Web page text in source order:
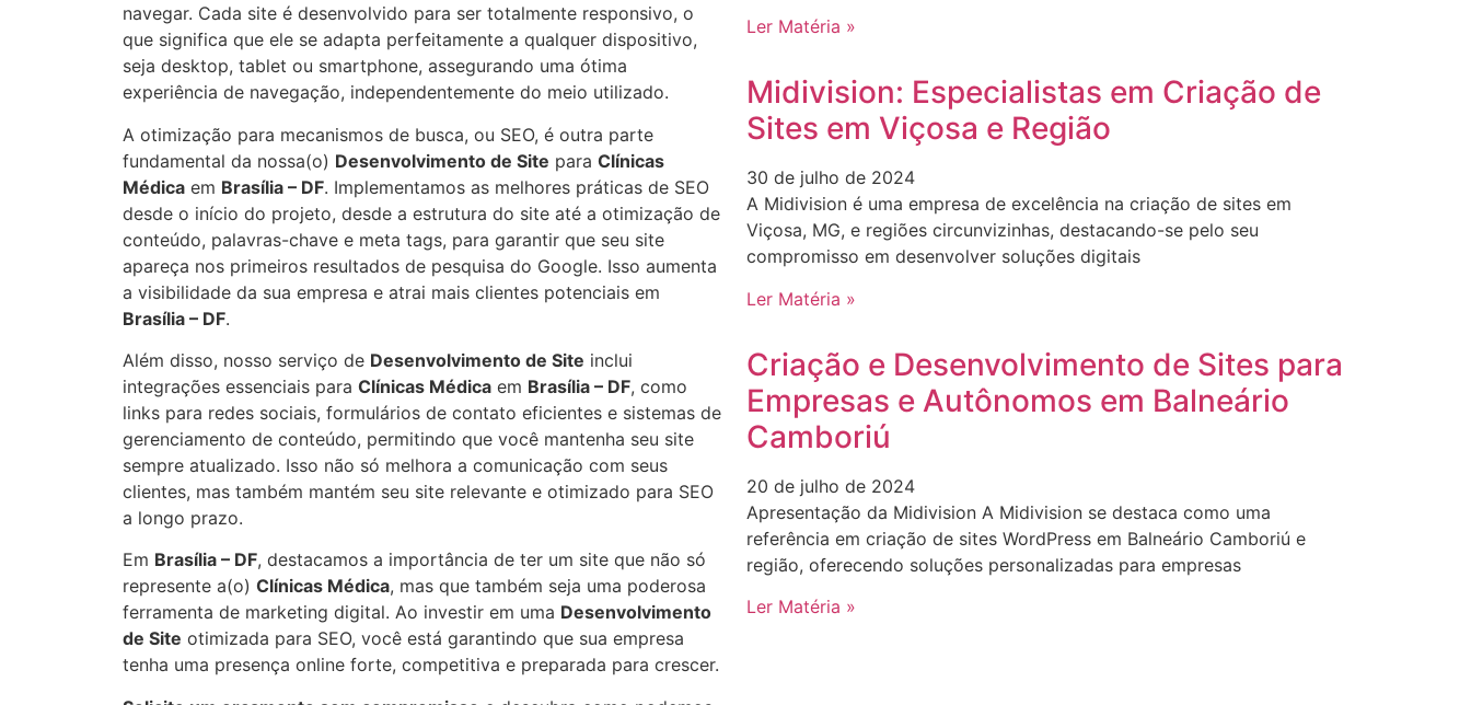
navegar. Cada site é desenvolvido para ser totalmente responsivo, o
que significa que ele se adapta perfeitamente a qualquer dispositivo,
seja desktop, tablet ou smartphone, assegurando uma ótima
experiência de navegação, independentemente do meio utilizado.
A otimização para mecanismos de busca, ou SEO, é outra parte
fundamental da nossa(o) Desenvolvimento de Site para Clínicas
Médica em Brasília – DF. Implementamos as melhores práticas de SEO
desde o início do projeto, desde a estrutura do site até a otimização de
conteúdo, palavras-chave e meta tags, para garantir que seu site
apareça nos primeiros resultados de pesquisa do Google. Isso aumenta
a visibilidade da sua empresa e atrai mais clientes potenciais em
Brasília – DF.
Além disso, nosso serviço de Desenvolvimento de Site inclui
integrações essenciais para Clínicas Médica em Brasília – DF, como
links para redes sociais, formulários de contato eficientes e sistemas de
gerenciamento de conteúdo, permitindo que você mantenha seu site
sempre atualizado. Isso não só melhora a comunicação com seus
clientes, mas também mantém seu site relevante e otimizado para SEO
a longo prazo.
Em Brasília – DF, destacamos a importância de ter um site que não só
represente a(o) Clínicas Médica, mas que também seja uma poderosa
ferramenta de marketing digital. Ao investir em uma Desenvolvimento
de Site otimizada para SEO, você está garantindo que sua empresa
tenha uma presença online forte, competitiva e preparada para crescer.
Ler Matéria »
Midivision: Especialistas em Criação de
Sites em Viçosa e Região
30 de julho de 2024
A Midivision é uma empresa de excelência na criação de sites em
Viçosa, MG, e regiões circunvizinhas, destacando-se pelo seu
compromisso em desenvolver soluções digitais
Ler Matéria »
Criação e Desenvolvimento de Sites para
Empresas e Autônomos em Balneário
Camboriú
20 de julho de 2024
Apresentação da Midivision A Midivision se destaca como uma
referência em criação de sites WordPress em Balneário Camboriú e
região, oferecendo soluções personalizadas para empresas
Ler Matéria »